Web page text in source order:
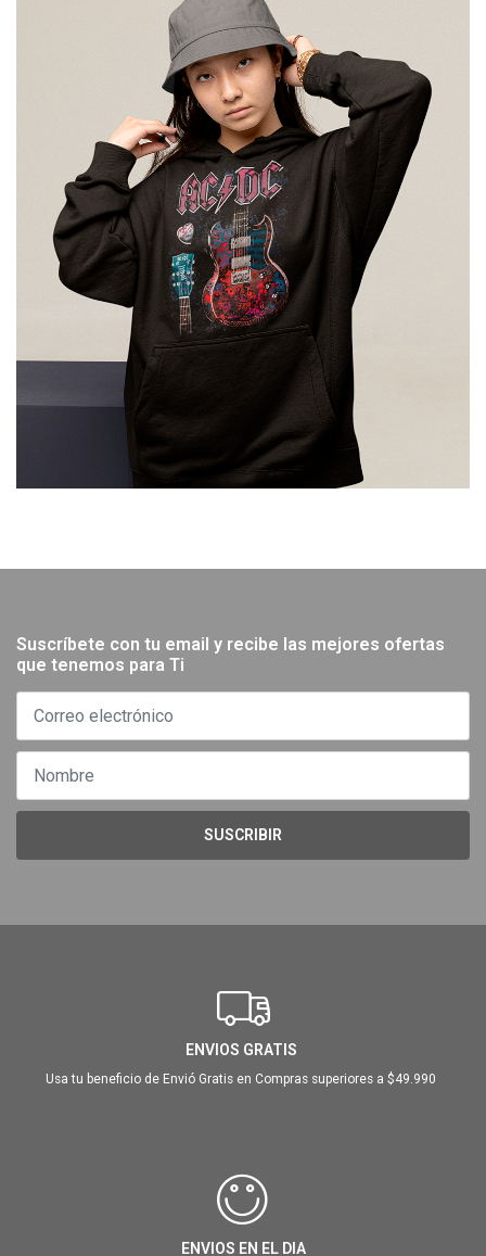
Suscríbete con tu email y recibe las mejores ofertas
que tenemos para Ti
SUSCRIBIR
ENVIOS GRATIS
Usa tu beneficio de Envió Gratis en Compras superiores a $49.990
ENVIOS EN EL DIA